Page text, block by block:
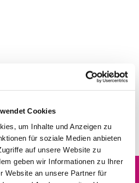
Cookies
um Inhalte und Anzeigen zu
für soziale Medien anbieten
auf unsere Website zu
geben wir Informationen zu Ihrer
Website an unsere Partner für